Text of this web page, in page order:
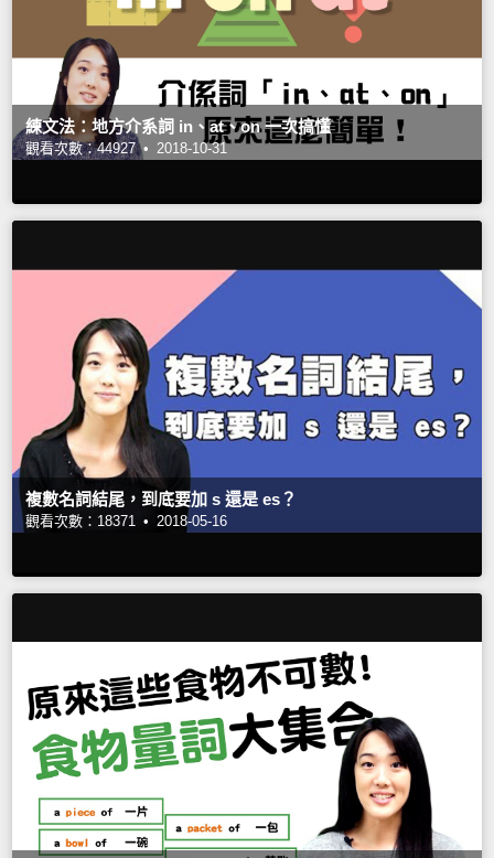
練文法：地方介系詞 in、at、on 一次搞懂
觀看次數：44927 • 2018-10-31
複數名詞結尾，到底要加 s 還是 es？
觀看次數：18371 • 2018-05-16